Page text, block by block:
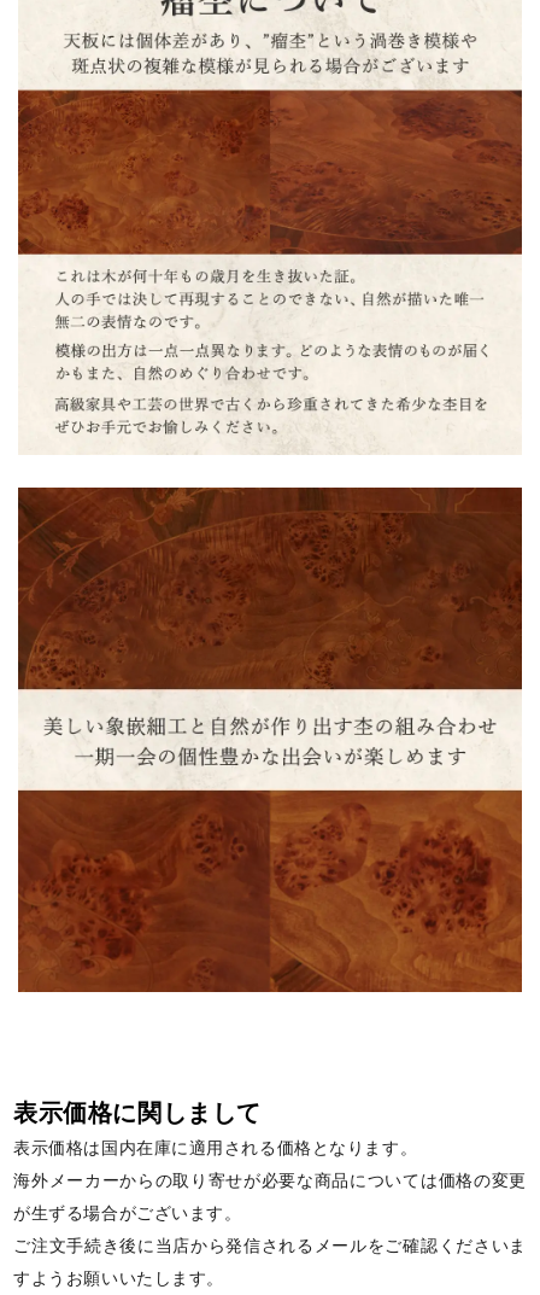
表示価格に関しまして
表示価格は国内在庫に適用される価格となります。
海外メーカーからの取り寄せが必要な商品については価格の変更
が生ずる場合がございます。
ご注文手続き後に当店から発信されるメールをご確認くださいま
すようお願いいたします。